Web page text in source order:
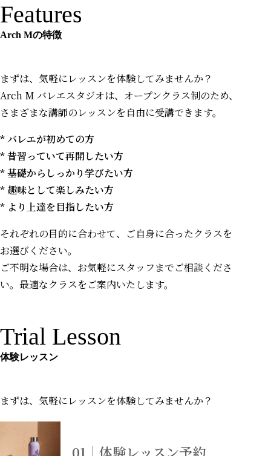
Features
Arch Mの特徴
まずは、気軽にレッスンを体験してみませんか？
Arch M バレエスタジオは、オープンクラス制のため、
さまざまな講師のレッスンを自由に受講できます。
* バレエが初めての方
* 昔習っていて再開したい方
* 基礎からしっかり学びたい方
* 趣味として楽しみたい方
* より上達を目指したい方
それぞれの目的に合わせて、ご自身に合ったクラスを
お選びください。
ご不明な場合は、お気軽にスタッフまでご相談くださ
い。最適なクラスをご案内いたします。
Trial Lesson
体験レッスン
まずは、気軽にレッスンを体験してみませんか？
01｜体験レッスン予約